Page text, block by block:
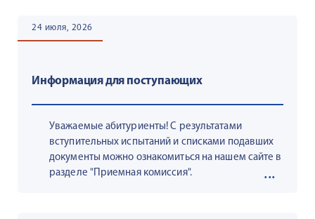
Информация для поступающих
24 июля, 2026
Уважаемые абитуриенты! С результатами
вступительных испытаний и списками подавших
документы можно ознакомиться на нашем сайте в
разделе "Приемная комиссия".